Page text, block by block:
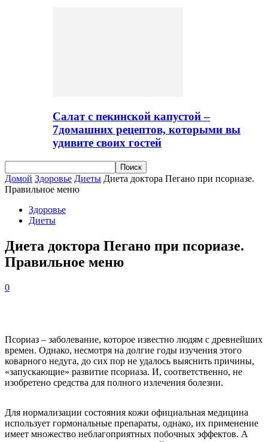
Салат с пекинской капустой –
7домашних рецептов, которыми вы
удивите своих гостей
Домой Здоровье Диеты Диета доктора Пегано при псориазе.
Правильное меню
Здоровье
Диеты
Диета доктора Пегано при псориазе.
Правильное меню
0
Псориаз – заболевание, которое известно людям с древнейших
времен. Однако, несмотря на долгие годы изучения этого
коварного недуга, до сих пор не удалось выяснить причины,
«запускающие» развитие псориаза. И, соответственно, не
изобретено средства для полного излечения болезни.
Для нормализации состояния кожи официальная медицина
использует гормональные препараты, однако, их применение
имеет множество неблагоприятных побочных эффектов. А